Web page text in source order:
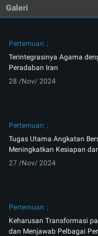
Galeri
Pertemuan
Terintegrasinya Agama
Peradaban Iran
28 /Nov/ 2024
Pertemuan
Tugas Utama Angkatan
Meningkatkan Kesiapan
27 /Nov/ 2024
Pertemuan
Keharusan Transformasi
dan Menjawab Pelbagai